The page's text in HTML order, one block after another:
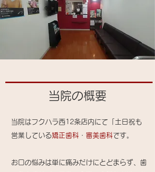
​当院の概要
当院はフクハラ西12条店内にて「土日祝も
営業している矯正歯科 ・ 審美歯科です。
お口の悩みは単に痛みだけにとどまらず、歯